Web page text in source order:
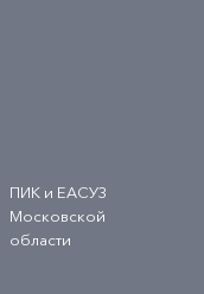
ПИК и ЕАСУЗ
Московской
области